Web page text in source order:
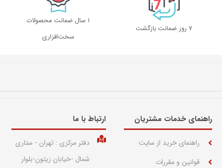
۷ روز ضمانت بازگشت
1 سال ضمانت محصولات
سخت‌افزاری
راهنمای خدمات مشتریان
راهنمای خرید از سایت
قوانین و مقررات
ارتباط با ما​
دفتر مرکزی : تهران - ستاری
شمال -خیابان زیتون-بلوار